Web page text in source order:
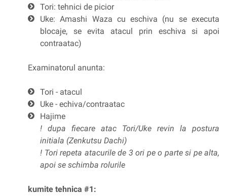
Tori: tehnici de picior
Uke: Amashi Waza cu eschiva (nu se executa
blocaje, se evita atacul prin eschiva si apoi
contraatac)
Examinatorul anunta:
Tori - atacul
Uke - echiva/contraatac
Hajime
! dupa fiecare atac Tori/Uke revin la postura
initiala (Zenkutsu Dachi)
! Tori repeta atacurile de 3 ori pe o parte si pe alta,
apoi se schimba rolurile
kumite tehnica #1: